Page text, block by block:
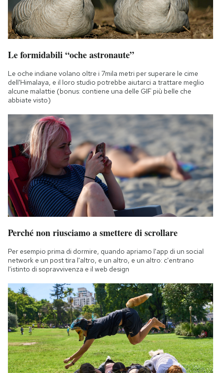
Le formidabili “oche astronaute”
Le oche indiane volano oltre i 7mila metri per superare le cime
dell'Himalaya, e il loro studio potrebbe aiutarci a trattare meglio
alcune malattie (bonus: contiene una delle GIF più belle che
abbiate visto)
Perché non riusciamo a smettere di scrollare
Per esempio prima di dormire, quando apriamo l'app di un social
network e un post tira l'altro, e un altro, e un altro: c'entrano
l'istinto di sopravvivenza e il web design